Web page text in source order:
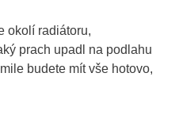
okolí radiátoru,
prach upadl na podlahu
budete mít vše hotovo,